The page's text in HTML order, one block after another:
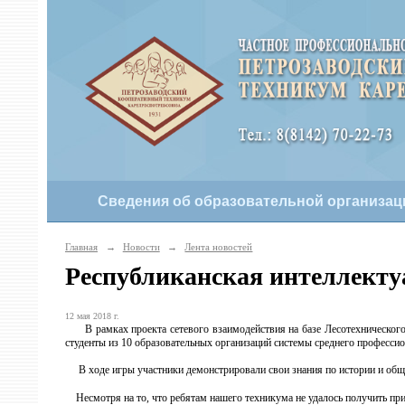
Сведения об образовательной
Главная → Новости → Лента новостей
Республиканская
12 мая 2018 г.
В рамках проекта сетевого взаимодействия на базе
студенты из 10 образовательных организаций системы среднего
В ходе игры участники демонстрировали свои знания по истории и
Несмотря на то, что ребятам нашего техникума не удалось получить